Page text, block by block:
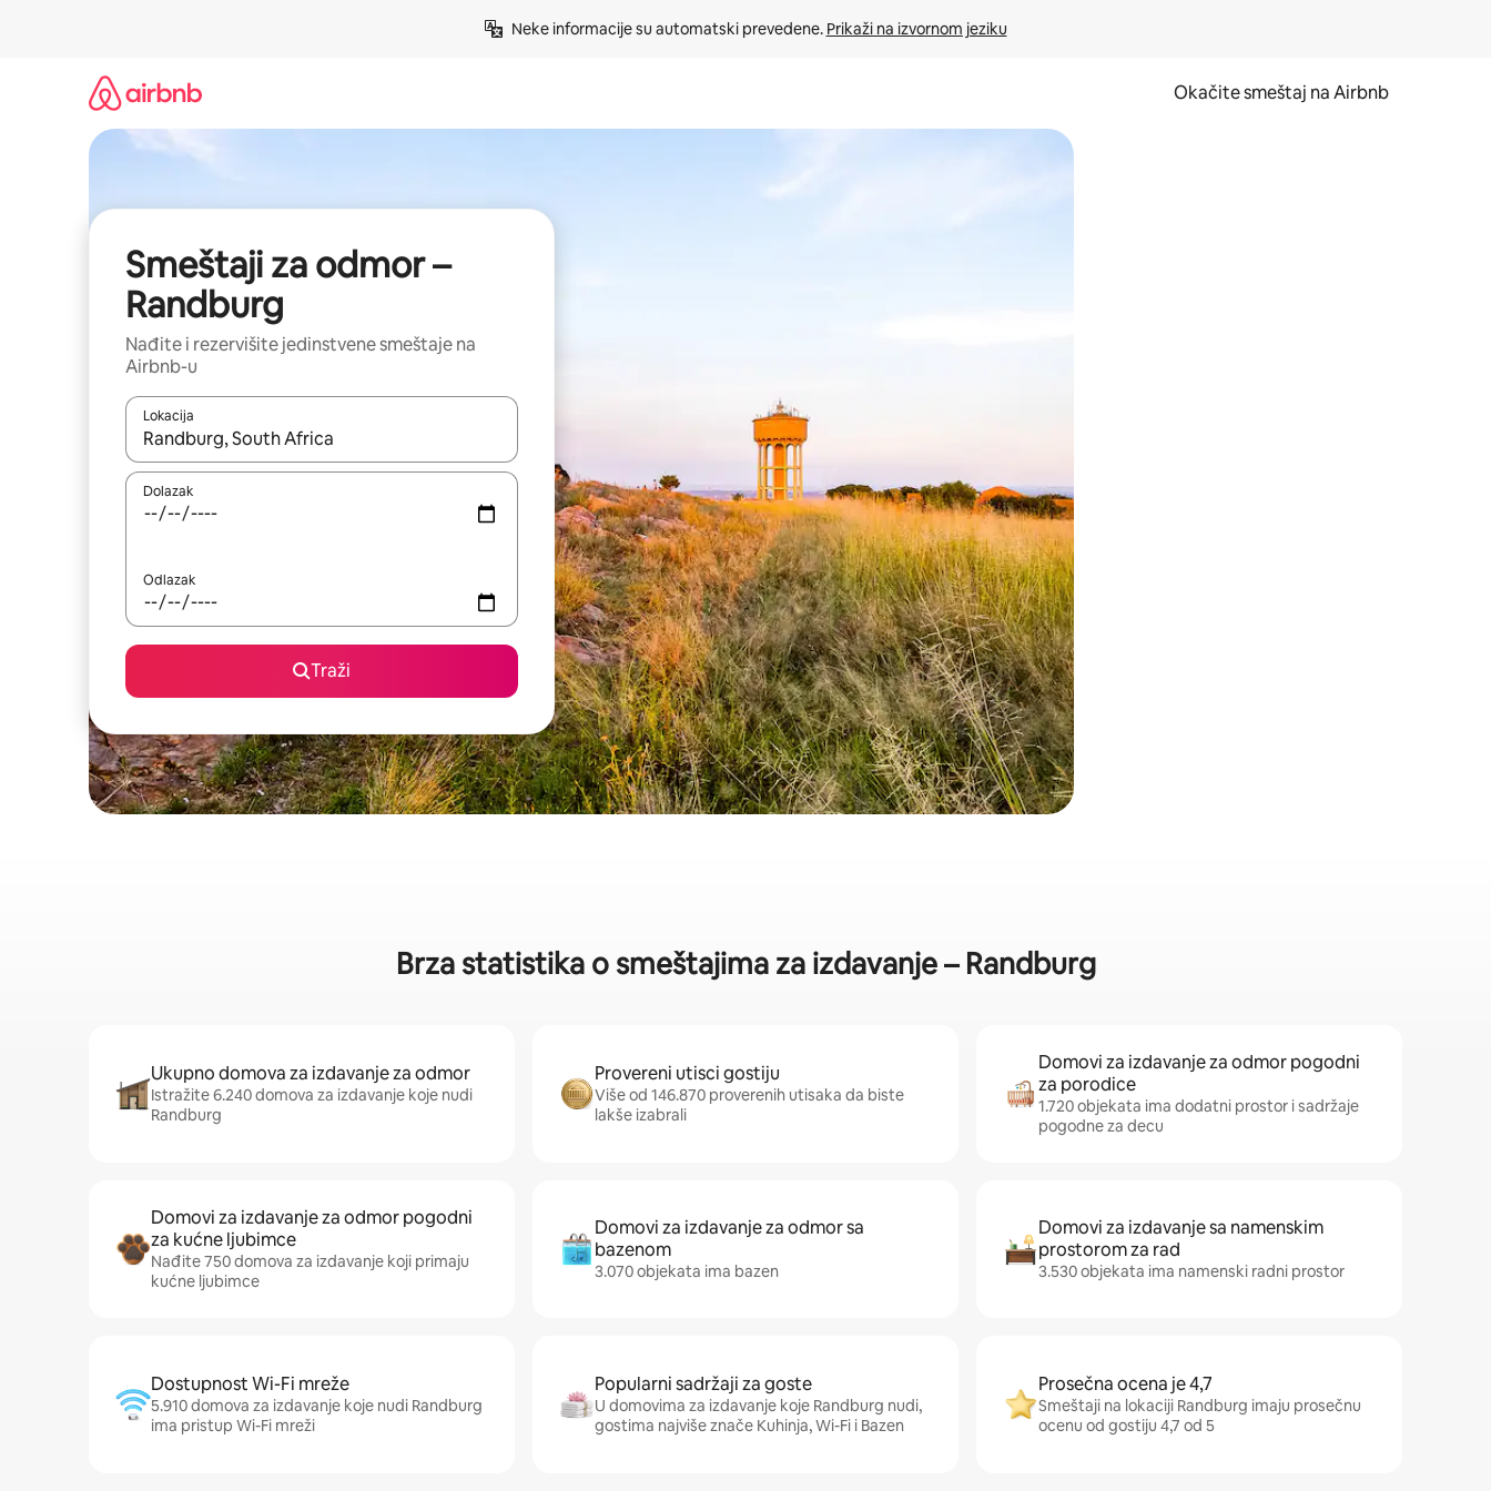
Neke informacije su automatski prevedene. Prikaži na izvornom jeziku
Okačite smeštaj na Airbnb
Smeštaji za odmor –
Randburg
Nađite i rezervišite jedinstvene smeštaje na
Airbnb-u
Lokacija
Kad su rezultati dostupni, možete da se krećete kroz njih pomoću strelica nagore i nadole, kao i da ih istražujte dodirom ili prevlačenjem.
Dolazak
Odlazak
Traži
Brza statistika o smeštajima za izdavanje – Randburg
Ukupno domova za izdavanje za odmor
Istražite 6.240 domova za izdavanje koje nudi
Randburg
Provereni utisci gostiju
Više od 146.870 proverenih utisaka da biste
lakše izabrali
Domovi za izdavanje za odmor pogodni
za porodice
1.720 objekata ima dodatni prostor i sadržaje
pogodne za decu
Domovi za izdavanje za odmor pogodni
za kućne ljubimce
Nađite 750 domova za izdavanje koji primaju
kućne ljubimce
Domovi za izdavanje za odmor sa
bazenom
3.070 objekata ima bazen
Domovi za izdavanje sa namenskim
prostorom za rad
3.530 objekata ima namenski radni prostor
Dostupnost Wi-Fi mreže
5.910 domova za izdavanje koje nudi Randburg
ima pristup Wi-Fi mreži
Popularni sadržaji za goste
U domovima za izdavanje koje Randburg nudi,
gostima najviše znače Kuhinja, Wi-Fi i Bazen
Prosečna ocena je 4,7
Smeštaji na lokaciji Randburg imaju prosečnu
ocenu od gostiju 4,7 od 5